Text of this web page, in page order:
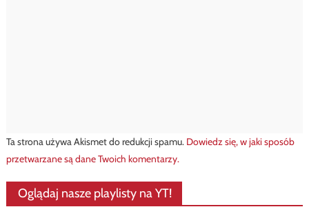
Ta strona używa Akismet do redukcji spamu. Dowiedz się, w jaki sposób
przetwarzane są dane Twoich komentarzy.
Oglądaj nasze playlisty na YT!